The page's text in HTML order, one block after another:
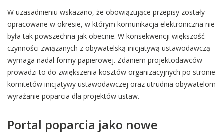
W uzasadnieniu wskazano, że obowiązujące przepisy zostały
opracowane w okresie, w którym komunikacja elektroniczna nie
była tak powszechna jak obecnie. W konsekwencji większość
czynności związanych z obywatelską inicjatywą ustawodawczą
wymaga nadal formy papierowej. Zdaniem projektodawców
prowadzi to do zwiększenia kosztów organizacyjnych po stronie
komitetów inicjatywy ustawodawczej oraz utrudnia obywatelom
wyrażanie poparcia dla projektów ustaw.
Portal poparcia jako nowe